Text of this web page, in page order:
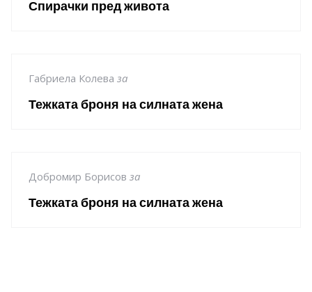
Спирачки пред живота
Габриела Колева за
Тежката броня на силната жена
Добромир Борисов за
Тежката броня на силната жена